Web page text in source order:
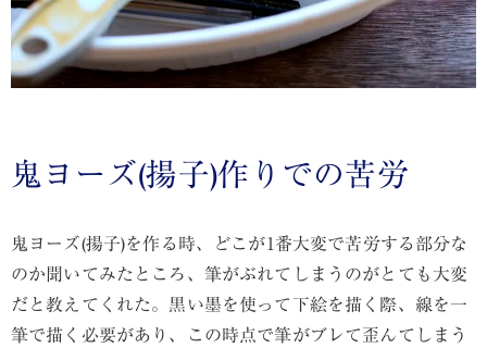
鬼ヨーズ(揚子)作りでの苦労
鬼ヨーズ(揚子)を作る時、どこが1番大変で苦労する部分な
のか聞いてみたところ、筆がぶれてしまうのがとても大変
だと教えてくれた。黒い墨を使って下絵を描く際、線を一
筆で描く必要があり、この時点で筆がブレて歪んてしまう